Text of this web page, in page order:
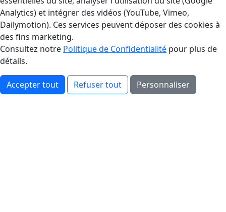
Analytics) et intégrer des vidéos (YouTube, Vimeo,
Dailymotion). Ces services peuvent déposer des cookies à
des fins marketing.
Consultez notre Politique de Confidentialité pour plus de
détails.
Accepter tout Refuser tout Personnaliser